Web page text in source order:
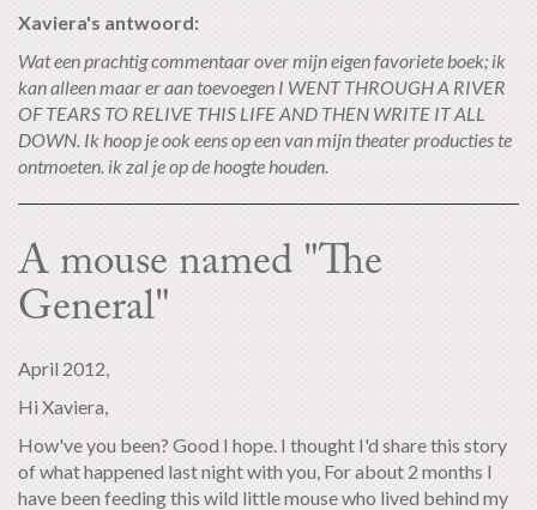
Xaviera's antwoord:
Wat een prachtig commentaar over mijn eigen favoriete boek; ik
kan alleen maar er aan toevoegen I WENT THROUGH A RIVER
OF TEARS TO RELIVE THIS LIFE AND THEN WRITE IT ALL
DOWN. Ik hoop je ook eens op een van mijn theater producties te
ontmoeten. ik zal je op de hoogte houden.
A mouse named "The
General"
April 2012,
Hi Xaviera,
How've you been? Good I hope. I thought I'd share this story
of what happened last night with you, For about 2 months I
have been feeding this wild little mouse who lived behind my